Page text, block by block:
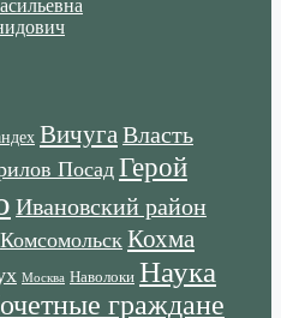
ВичугаВласть
Посад Герой
Ивановский район
Комсомольск Кохма
Москва Наволоки Наука
граждане